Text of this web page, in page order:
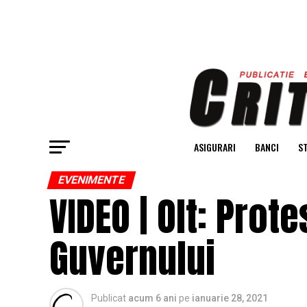
ASIGURARI BANCI
EVENIMENTE
VIDEO | Olt:
Guvernului
Publicat acum 6 ani pe ianuarie 28, 2021